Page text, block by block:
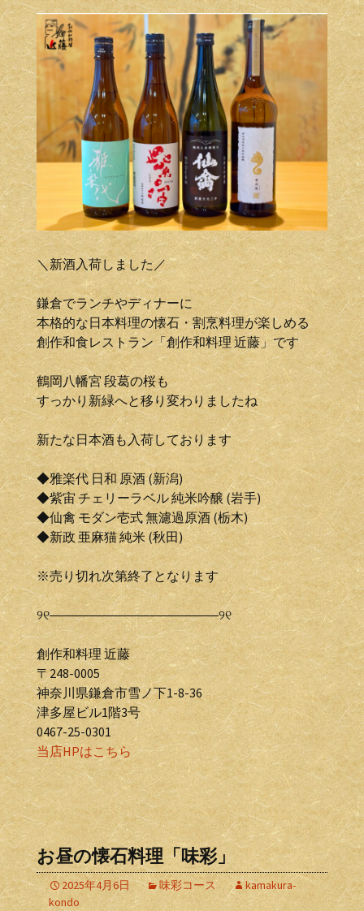
＼新酒入荷しました／
鎌倉でランチやディナーに
本格的な日本料理の懐石・割烹料理が楽しめる
創作和食レストラン「創作和料理 近藤」です
鶴岡八幡宮 段葛の桜も
すっかり新緑へと移り変わりましたね
新たな日本酒も入荷しております
◆雅楽代 日和 原酒 (新潟)
◆紫宙 チェリーラベル 純米吟醸 (岩手)
◆仙禽 モダン壱式 無濾過原酒 (栃木)
◆新政 亜麻猫 純米 (秋田)
※売り切れ次第終了となります
୨୧―――――――――――――୨୧
創作和料理 近藤
〒248-0005
神奈川県鎌倉市雪ノ下1-8-36
津多屋ビル1階3号
0467-25-0301
当店HPはこちら
お昼の懐石料理「味彩」
2025年4月6日 味彩コース
kamakura-
kondo